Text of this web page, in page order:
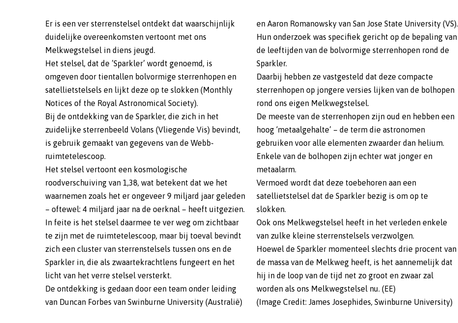
Er is een ver sterrenstelsel ontdekt dat waarschijnlijk
duidelijke overeenkomsten vertoont met ons
Melkwegstelsel in diens jeugd.
Het stelsel, dat de ’Sparkler’ wordt genoemd, is
omgeven door tientallen bolvormige sterrenhopen en
satellietstelsels en lijkt deze op te slokken (Monthly
Notices of the Royal Astronomical Society).
Bij de ontdekking van de Sparkler, die zich in het
zuidelijke sterrenbeeld Volans (Vliegende Vis) bevindt,
is gebruik gemaakt van gegevens van de Webb-
ruimtetelescoop.
Het stelsel vertoont een kosmologische
roodverschuiving van 1,38, wat betekent dat we het
waarnemen zoals het er ongeveer 9 miljard jaar geleden
– oftewel: 4 miljard jaar na de oerknal – heeft uitgezien.
In feite is het stelsel daarmee te ver weg om zichtbaar
te zijn met de ruimtetelescoop, maar bij toeval bevindt
zich een cluster van sterrenstelsels tussen ons en de
Sparkler in, die als zwaartekrachtlens fungeert en het
licht van het verre stelsel versterkt.
De ontdekking is gedaan door een team onder leiding
van Duncan Forbes van Swinburne University (Australië)
en Aaron Romanowsky van San Jose State University (VS).
Hun onderzoek was specifiek gericht op de bepaling van
de leeftijden van de bolvormige sterrenhopen rond de
Sparkler.
Daarbij hebben ze vastgesteld dat deze compacte
sterrenhopen op jongere versies lijken van de bolhopen
rond ons eigen Melkwegstelsel.
De meeste van de sterrenhopen zijn oud en hebben een
hoog ‘metaalgehalte’ – de term die astronomen
gebruiken voor alle elementen zwaarder dan helium.
Enkele van de bolhopen zijn echter wat jonger en
metaalarm.
Vermoed wordt dat deze toebehoren aan een
satellietstelsel dat de Sparkler bezig is om op te
slokken.
Ook ons Melkwegstelsel heeft in het verleden enkele
van zulke kleine sterrenstelsels verzwolgen.
Hoewel de Sparkler momenteel slechts drie procent van
de massa van de Melkweg heeft, is het aannemelijk dat
hij in de loop van de tijd net zo groot en zwaar zal
worden als ons Melkwegstelsel nu. (EE)
(Image Credit: James Josephides, Swinburne University)